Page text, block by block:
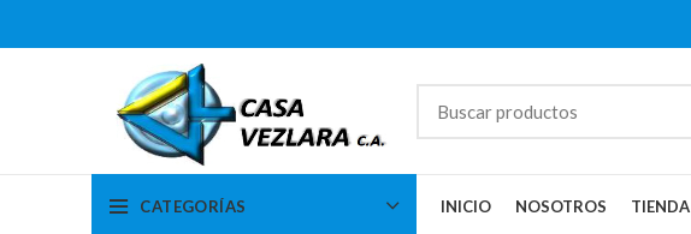
CATEGORÍAS INICIO NOSOTROS TIENDA